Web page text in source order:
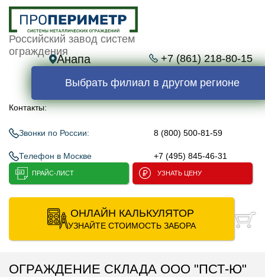
Российский завод систем
ограждения
Анапа +7 (861) 218-80-15
Выбрать филиал в другом регионе
Контакты:
Звонки по России: 8 (800) 500-81-59
Телефон в Москве +7 (495) 845-46-31
ПРАЙС-ЛИСТ УЗНАТЬ ЦЕНУ
ОНЛАЙН КАЛЬКУЛЯТОР
УЗНАЙТЕ СТОИМОСТЬ ЗАБОРА
ОГРАЖДЕНИЕ СКЛАДА ООО "ПСТ-Ю"